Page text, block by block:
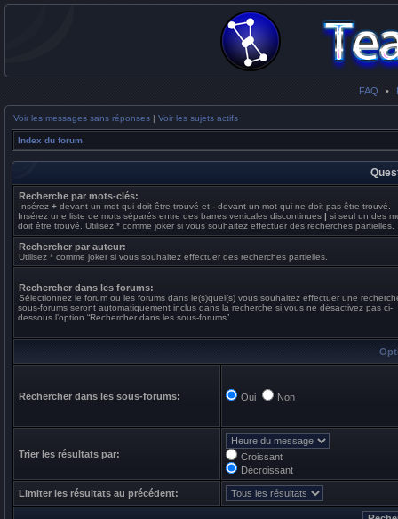
FAQ •
Voir les messages sans réponses | Voir les sujets actifs
Index du forum
Recherche par mots-clés:
Insérez + devant un mot qui doit être trouvé et - devant un mot qui ne doit pas être trouvé.
Insérez une liste de mots séparés entre des barres verticales discontinues | si seul un des
doit être trouvé. Utilisez * comme joker si vous souhaitez effectuer des recherches partielles.
Rechercher par auteur:
Utilisez * comme joker si vous souhaitez effectuer des recherches partielles.
Rechercher dans les forums:
Sélectionnez le forum ou les forums dans le(s)quel(s) vous souhaitez effectuer une
sous-forums seront automatiquement inclus dans la recherche si vous ne désactivez pas ci-
dessous l’option “Rechercher dans les sous-forums”.
Rechercher dans les sous-forums: Oui Non
Trier les résultats par:
Croissant
Décroissant
Limiter les résultats au précédent: